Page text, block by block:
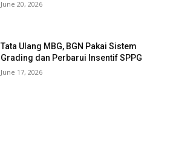
June 20, 2026
Tata Ulang MBG, BGN Pakai Sistem
Grading dan Perbarui Insentif SPPG
June 17, 2026